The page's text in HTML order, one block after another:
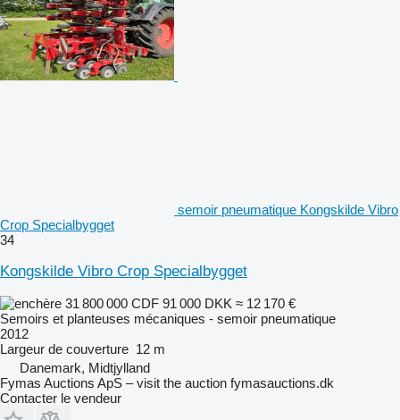
semoir pneumatique Kongskilde Vibro
Crop Specialbygget
34
Kongskilde Vibro Crop Specialbygget
31 800 000 CDF 91 000 DKK ≈ 12 170 €
Semoirs et planteuses mécaniques - semoir pneumatique
2012
Largeur de couverture 12 m
Danemark, Midtjylland
Fymas Auctions ApS – visit the auction fymasauctions.dk
Contacter le vendeur